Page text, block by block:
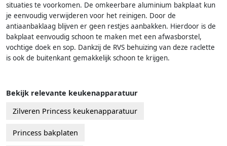
situaties te voorkomen. De omkeerbare aluminium bakplaat kun
je eenvoudig verwijderen voor het reinigen. Door de
antiaanbaklaag blijven er geen restjes aanbakken. Hierdoor is de
bakplaat eenvoudig schoon te maken met een afwasborstel,
vochtige doek en sop. Dankzij de RVS behuizing van deze raclette
is ook de buitenkant gemakkelijk schoon te krijgen.
Bekijk relevante keukenapparatuur
Zilveren Princess keukenapparatuur
Princess bakplaten